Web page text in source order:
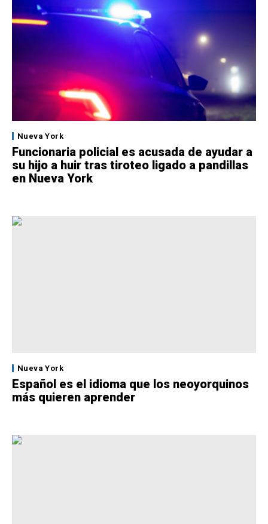
Nueva York
Funcionaria policial es acusada de ayudar a
su hijo a huir tras tiroteo ligado a pandillas
en Nueva York
Nueva York
Español es el idioma que los neoyorquinos
más quieren aprender